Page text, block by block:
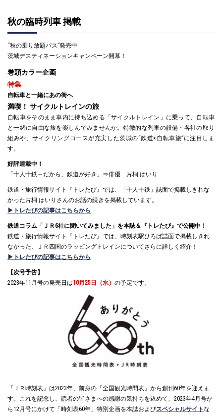
秋の臨時列車 掲載
“秋の乗り放題パス”発売中
茨城デスティネーションキャンペーン開幕！
巻頭カラー企画
特集
自転車と一緒にあの街へ
満喫！ サイクルトレインの旅
自転車をそのまま車内に持ち込める「サイクルトレイン」に乗って、自転車
と一緒に自由な旅を楽しんでみませんか。特徴的な列車の設備・各社の取り
組みや、サイクリングコースが充実した茨城の“鉄道×自転車旅”に注目しま
す。
好評連載中！
「十人十鉄～だから、鉄道が好き」⇒俳優 片桐 はいり
鉄道・旅行情報サイト『トレたび』では、「十人十鉄」誌面で掲載しきれな
かった片桐 はいりさんのお話の続きを掲載しています。
▶トレたびの記事はこちらから
鉄道コラム「ＪＲ6社に聞いてみました」を本誌＆『トレたび』で公開中！
鉄道・旅行情報サイト『トレたび』では、時刻表駅ひろば誌面で掲載しきれ
なかった、ＪＲ四国のラッピングトレインについてさらに詳しく紹介！
▶トレたびの記事はこちらから
【次号予告】
2023年11月号の発売日は10月25日（水） の予定です。
『ＪＲ時刻表』は2023年、前身の『全国観光時間表』から創刊60年を迎えま
す。これを記念し、読者の皆さまへの感謝の気持ちを込めて、2023年4月号か
ら12月号にかけて「時刻表60年」特別企画を本誌およびスペシャルサイトな